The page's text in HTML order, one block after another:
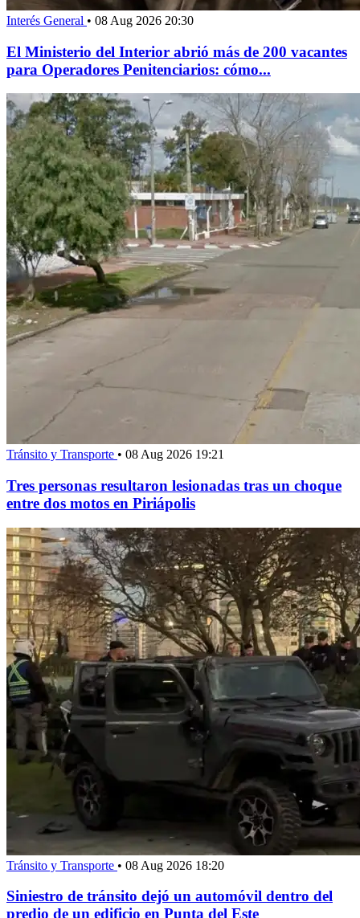
Interés General • 08 Aug 2026 20:30
El Ministerio del Interior abrió más de 200 vacantes
para Operadores Penitenciarios: cómo...
Tránsito y Transporte • 08 Aug 2026 19:21
Tres personas resultaron lesionadas tras un choque
entre dos motos en Piriápolis
Tránsito y Transporte • 08 Aug 2026 18:20
Siniestro de tránsito dejó un automóvil dentro del
predio de un edificio en Punta del Este